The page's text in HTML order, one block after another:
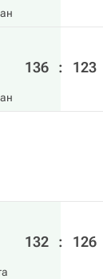
136 : 123
132 : 126